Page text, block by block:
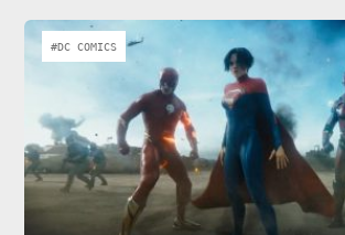
#DC COMICS